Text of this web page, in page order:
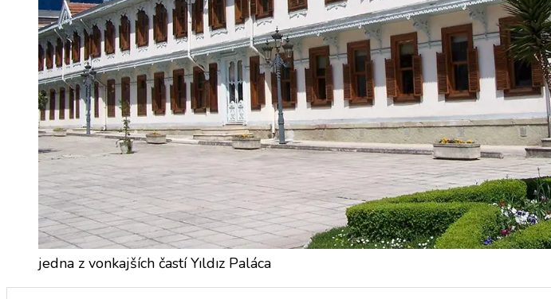
jedna z vonkajších častí Yıldız Paláca